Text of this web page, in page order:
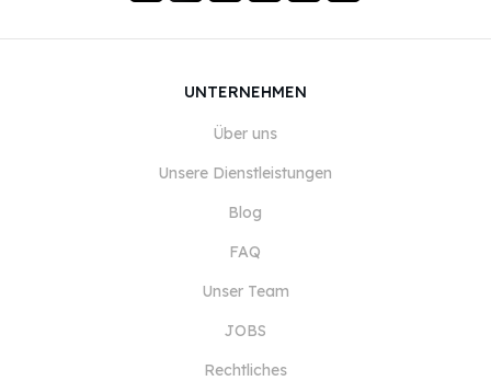
UNTERNEHMEN
Über uns
Unsere Dienstleistungen
Blog
FAQ
Unser Team
JOBS
Rechtliches